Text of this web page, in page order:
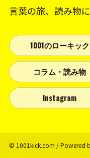
言葉の旅、読み物
1001のローキック
コラム・読み物
Instagram
© 1001kick.com / Powered